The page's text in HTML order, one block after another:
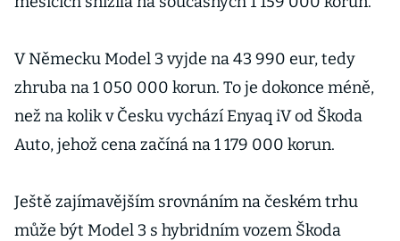
V Německu Model 3 vyjde na 43 990 eur, tedy
zhruba na 1 050 000 korun. To je dokonce méně,
než na kolik v Česku vychází Enyaq iV od Škoda
Auto, jehož cena začíná na 1 179 000 korun.
Ještě zajímavějším srovnáním na českém trhu
může být Model 3 s hybridním vozem Škoda